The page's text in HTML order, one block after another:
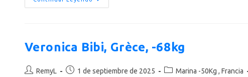
Veronica Bibi, Grèce, -68kg
RemyL 1 de septiembre de 2025 Marina -50Kg , Francia